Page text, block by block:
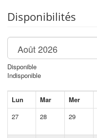
Disponibilités
Disponible
Indisponible
Lun Mar Mer
27
28 29